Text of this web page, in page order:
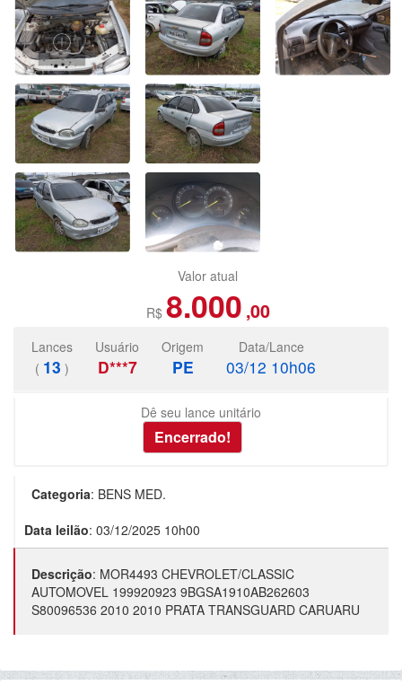
Valor atual
R$ 8.000 ,00
Lances
( 13 )
Usuário
D***7
Origem
PE
Data/Lance
03/12 10h06
Dê seu lance unitário
Categoria: BENS MED.
Data leilão: 03/12/2025 10h00
Descrição: MOR4493 CHEVROLET/CLASSIC
AUTOMOVEL 199920923 9BGSA1910AB262603
S80096536 2010 2010 PRATA TRANSGUARD CARUARU